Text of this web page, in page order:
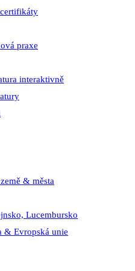
praxe
interaktivně
& města
Lucembursko
& Evropská unie